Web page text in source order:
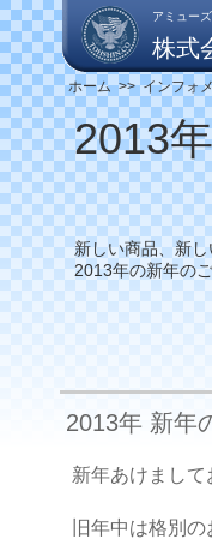
アミュー
株式
ホーム>> インフォ
2013
新しい商品、新
2013年の新年の
2013年 新年
新年あけまして
旧年中は格別